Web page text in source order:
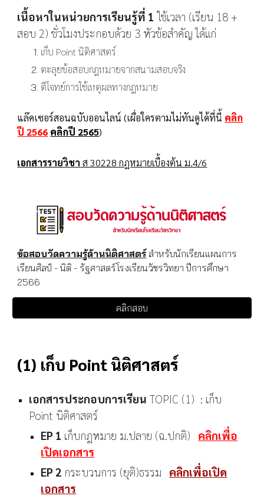
เนื้อหาในหน่วยการเรียนรู้ที่ 1 ใช้เวลา (เรียน 18 +
สอบ 2) ชั่วโมงประกอบด้วย 3 หัวข้อสำคัญ ได้แก่
เก็บ Point นิติศาสตร์
ตะลุยข้อสอบกฎหมายจากสนามสอบจริง
ตีโจทย์การใช้เหตุผลทางกฎหมาย
แล๊คเซอร์สอนฉบับออนไลน์ (เผื่อใครตามไม่ทันดูได้ที่นี้ คลิก
ปี 2566 คลิกปี 2565)
เอกสารรายวิชา ส 30228 กฎหมายเบื้องต้น ม.4/6
ข้อสอบวัดความรู้ด้านนิติศาสตร์สำหรับนักเรียนแผนการ
เรียนศิลป์ - นิติ - รัฐศาสตร์โรงเรียนวัชรวิทยา ปีการศึกษา
2566
คลิกสอบ
(1) เก็บ Point นิติศาสตร์
เอกสารประกอบการเรียน TOPIC (1) : เก็บ
Point นิติศาสตร์
EP 1 เก็บกฎหมาย ม.ปลาย (ฉ.ปกติ)
คลิกเพื่อ
เปิดเอกสาร
EP 2 กระบวนการ (ยุติ)ธรรม
คลิกเพื่อเปิด
เอกสาร